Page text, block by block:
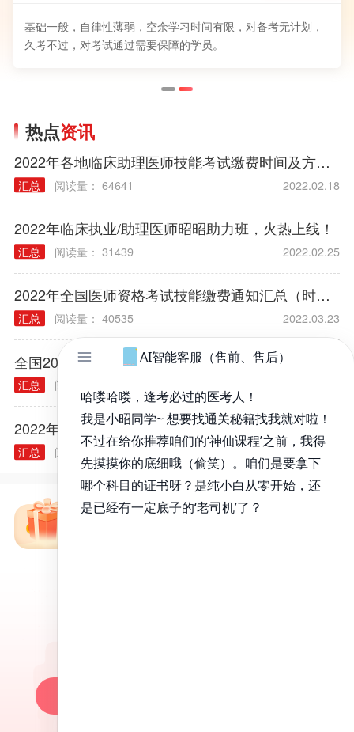
基础一般，自律性薄弱，空余学习时间有限，对备考无计划，
久考不过，对考试通过需要保障的学员。
热点资讯
2022年各地临床助理医师技能考试缴费时间及方式汇总
汇总 阅读量： 64641 2022.02.18
2022年临床执业/助理医师昭昭助力班，火热上线！
汇总 阅读量： 31439 2022.02.25
2022年全国医师资格考试技能缴费通知汇总（时间/方式/标准）
汇总 阅读量： 40535 2022.03.23
汇总 阅读量： 38839
2022年医师资格考试报名规定常见问题汇总
汇总 阅读量： 40314 2021.12.03